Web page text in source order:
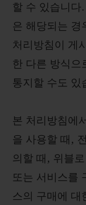
할 수 있습니다
은 해당되는 경
처리방침이 게
한 다른 방식으
통지할 수도 있
본 처리방침에
을 사용할 때,
의할 때, 위블
또는 서비스를
스의 구매에 대